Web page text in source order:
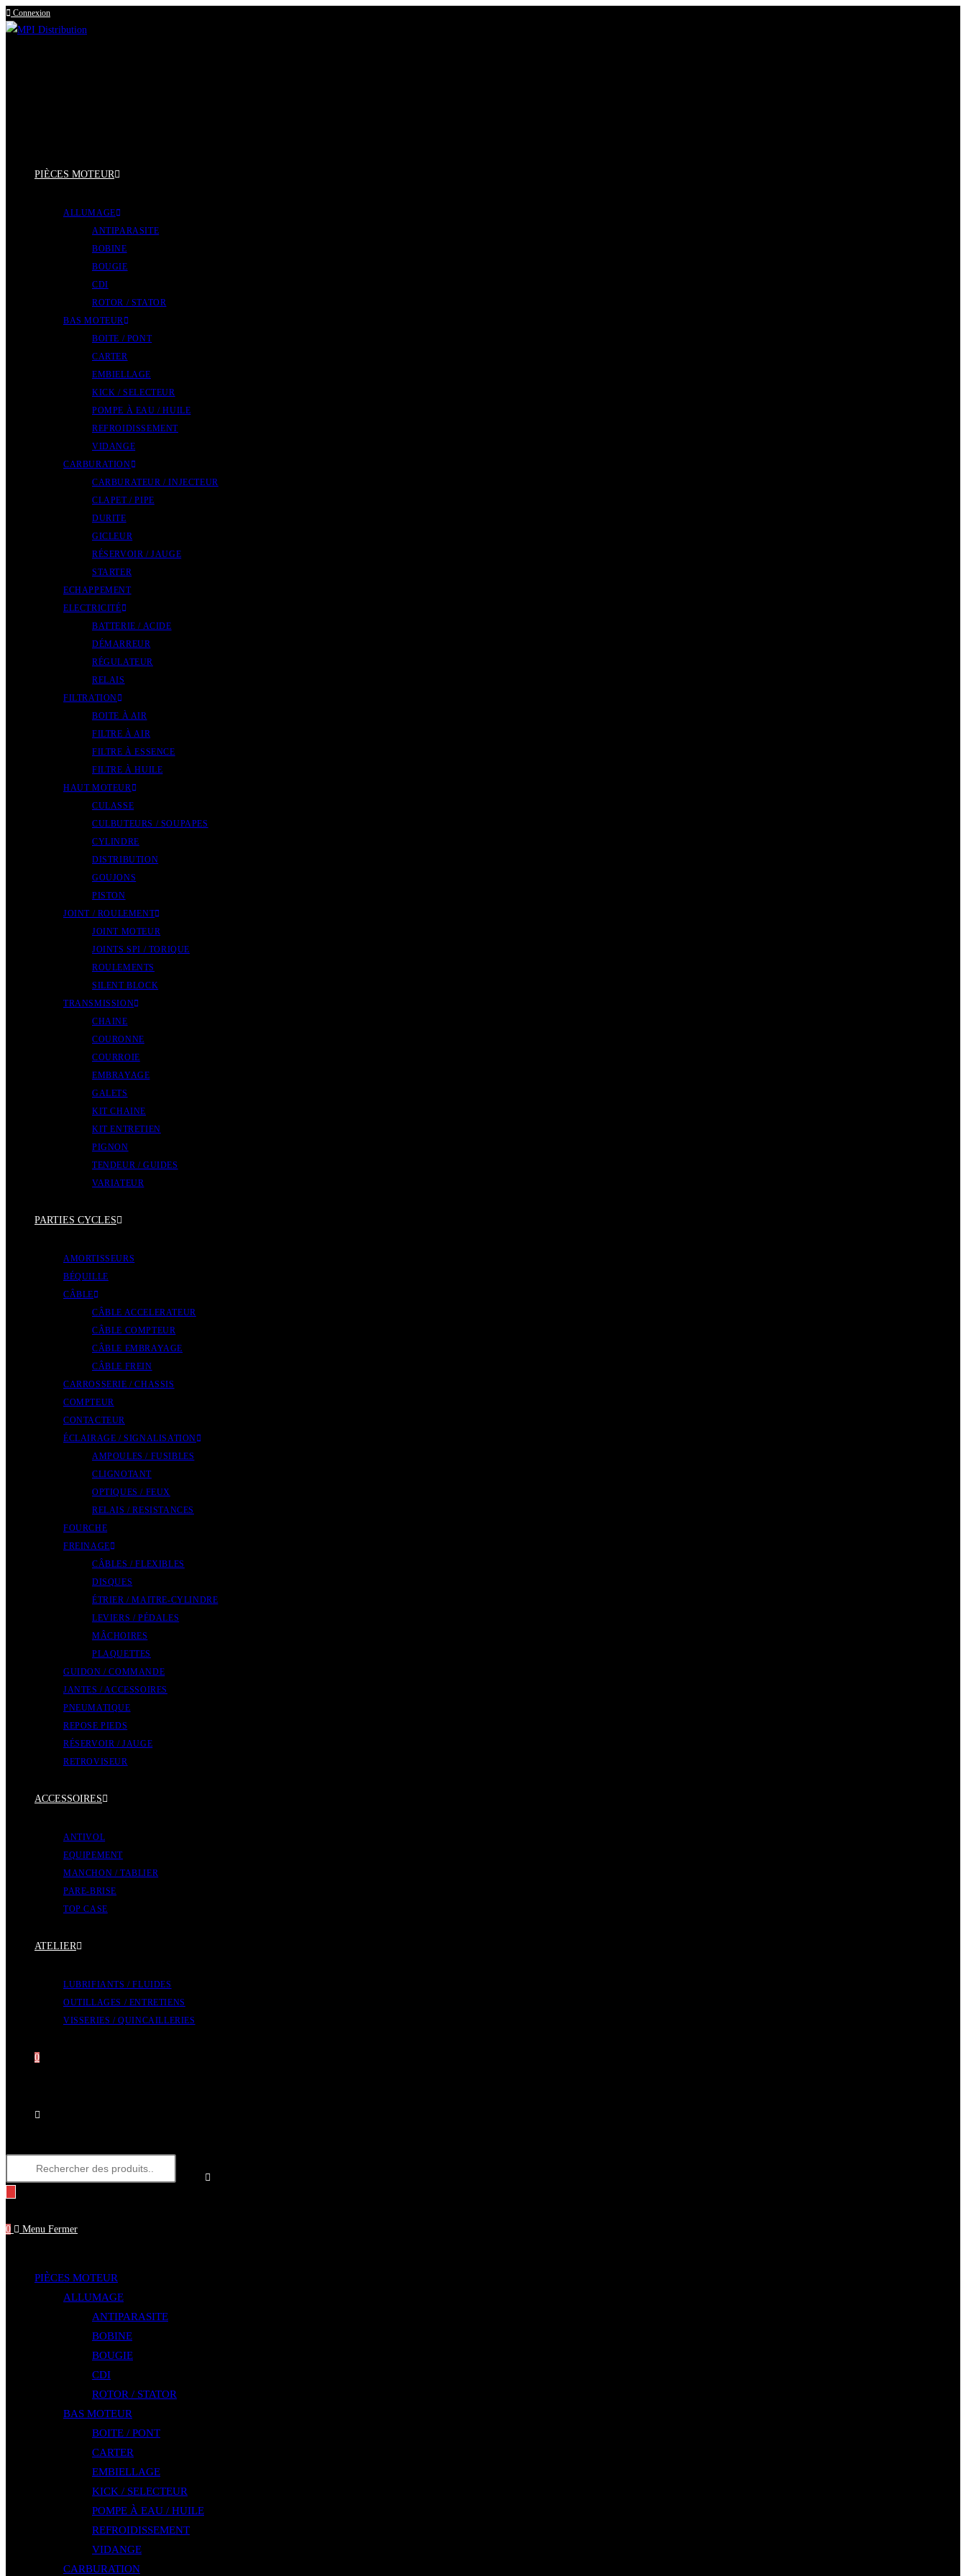
Skip
to
Connexion
PIÈCES MOTEUR
ALLUMAGE
ANTIPARASITE
BOBINE
BOUGIE
CDI
ROTOR / STATOR
BAS MOTEUR
BOITE / PONT
CARTER
EMBIELLAGE
KICK / SELECTEUR
POMPE À EAU / HUILE
REFROIDISSEMENT
VIDANGE
CARBURATION
CARBURATEUR / INJECTEUR
CLAPET / PIPE
DURITE
GICLEUR
RÉSERVOIR / JAUGE
STARTER
ECHAPPEMENT
ELECTRICITÉ
BATTERIE / ACIDE
DÉMARREUR
RÉGULATEUR
RELAIS
FILTRATION
BOITE À AIR
FILTRE À AIR
FILTRE À ESSENCE
FILTRE À HUILE
HAUT MOTEUR
CULASSE
CULBUTEURS / SOUPAPES
CYLINDRE
DISTRIBUTION
GOUJONS
PISTON
JOINT / ROULEMENT
JOINT MOTEUR
JOINTS SPI / TORIQUE
ROULEMENTS
SILENT BLOCK
TRANSMISSION
CHAINE
COURONNE
COURROIE
EMBRAYAGE
GALETS
KIT CHAINE
KIT ENTRETIEN
PIGNON
TENDEUR / GUIDES
VARIATEUR
PARTIES CYCLES
AMORTISSEURS
BÉQUILLE
CÂBLE
CÂBLE ACCELERATEUR
CÂBLE COMPTEUR
CÂBLE EMBRAYAGE
CÂBLE FREIN
CARROSSERIE / CHASSIS
COMPTEUR
CONTACTEUR
ÉCLAIRAGE / SIGNALISATION
AMPOULES / FUSIBLES
CLIGNOTANT
OPTIQUES / FEUX
RELAIS / RESISTANCES
FOURCHE
FREINAGE
CÂBLES / FLEXIBLES
DISQUES
ÉTRIER / MAITRE-CYLINDRE
LEVIERS / PÉDALES
MÂCHOIRES
PLAQUETTES
GUIDON / COMMANDE
JANTES / ACCESSOIRES
PNEUMATIQUE
REPOSE PIEDS
RÉSERVOIR / JAUGE
RETROVISEUR
ACCESSOIRES
ANTIVOL
EQUIPEMENT
MANCHON / TABLIER
PARE-BRISE
TOP CASE
ATELIER
LUBRIFIANTS / FLUIDES
OUTILLAGES / ENTRETIENS
VISSERIES / QUINCAILLERIES
0
Toggle
website
search
Recherche
de
produits
0 Menu Fermer
PIÈCES MOTEUR
ALLUMAGE
ANTIPARASITE
BOBINE
BOUGIE
CDI
ROTOR / STATOR
BAS MOTEUR
BOITE / PONT
CARTER
EMBIELLAGE
KICK / SELECTEUR
POMPE À EAU / HUILE
REFROIDISSEMENT
VIDANGE
CARBURATION